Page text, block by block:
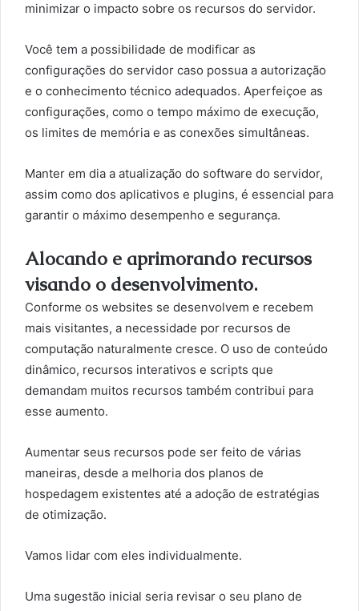
minimizar o impacto sobre os recursos do servidor.
Você tem a possibilidade de modificar as
configurações do servidor caso possua a autorização
e o conhecimento técnico adequados. Aperfeiçoe as
configurações, como o tempo máximo de execução,
os limites de memória e as conexões simultâneas.
Manter em dia a atualização do software do servidor,
assim como dos aplicativos e plugins, é essencial para
garantir o máximo desempenho e segurança.
Alocando e aprimorando recursos
visando o desenvolvimento.
Conforme os websites se desenvolvem e recebem
mais visitantes, a necessidade por recursos de
computação naturalmente cresce. O uso de conteúdo
dinâmico, recursos interativos e scripts que
demandam muitos recursos também contribui para
esse aumento.
Aumentar seus recursos pode ser feito de várias
maneiras, desde a melhoria dos planos de
hospedagem existentes até a adoção de estratégias
de otimização.
Vamos lidar com eles individualmente.
Uma sugestão inicial seria revisar o seu plano de